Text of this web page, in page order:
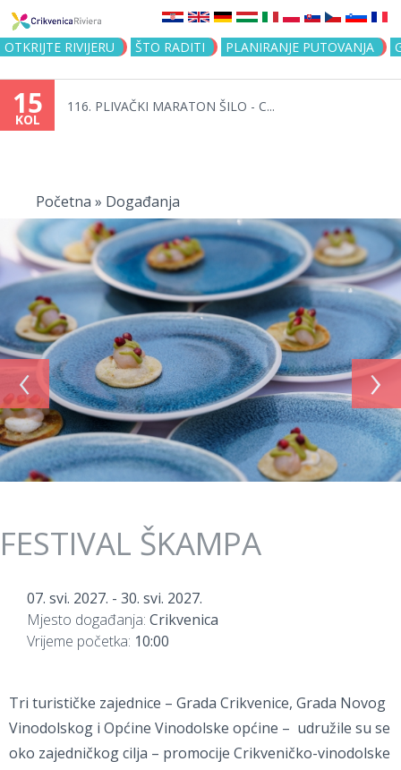
Jump to navigation
OTKRIJTE RIVIJERU ŠTO RADITI PLANIRANJE PUTOVANJA
15
KOL
116. PLIVAČKI MARATON ŠILO - C...
ovdje
Početna » Događanja
‹ ›
FESTIVAL ŠKAMPA
07. svi. 2027. - 30. svi. 2027.
Mjesto događanja: Crikvenica
Vrijeme početka: 10:00
Tri turističke zajednice – Grada Crikvenice, Grada Novog
Vinodolskog i Općine Vinodolske općine – udružile su se
oko zajedničkog cilja – promocije Crikveničko-vinodolske